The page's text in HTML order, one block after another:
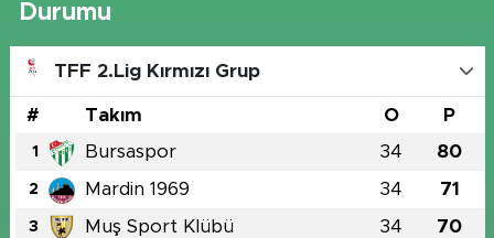
Durumu
TFF 2.Lig Kırmızı Grup
# Takım O P
1 Bursaspor 34 80
2 Mardin 1969 34 71
3 Muş Sport Klübü 34 70